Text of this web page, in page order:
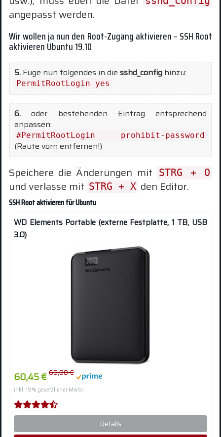
angepasst werden.
Wir wollen ja nun den Root-Zugang aktivieren – SSH Root
aktivieren Ubuntu 19.10
5. Füge nun folgendes in die sshd_config hinzu:
PermitRootLogin yes
6. oder bestehenden Eintrag entsprechend
anpassen:
#PermitRootLogin prohibit-password
(Raute vorn entfernen!)
Speichere die Änderungen mit STRG + O
und verlasse mit STRG + X den Editor.
SSH Root aktivieren für Ubuntu
WD Elements Portable (externe Festplatte, 1 TB, USB
3.0)
60,45 €69,00 €
inkl. 19% gesetzlicher MwSt.
Details